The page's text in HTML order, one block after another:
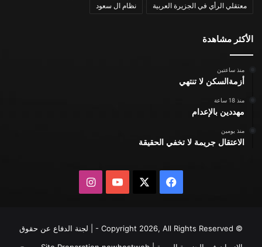
معتقلي الرأي في الجزيرة العربية نظام ال سعود
الأكثر مشاهدة
منذ ساعتين
أزمةالسكن لا تنتهي
منذ 18 ساعة
مهددين بالإعدام
منذ يومين
الاعتقال جريمة لا تخفي الحقيقة
فيسبوك يوتيوبانستقرام
© Copyright 2026, All Rights Reserved - | لجنة الدفاع عن حقوق